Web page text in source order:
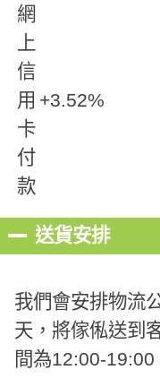
網
上
信
用
卡
付
款
+3.52%
送貨安排
我們會安排物流
天，將傢俬送到
間為12:00-19:00